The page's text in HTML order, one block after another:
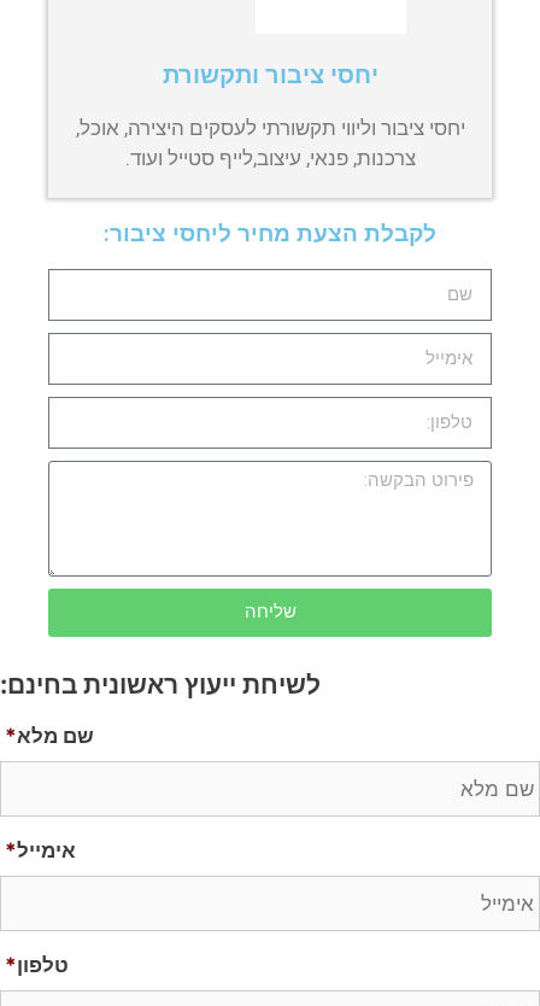
יחסי ציבור ותקשורת
יחסי ציבור וליווי תקשורתי לעסקים היצירה, אוכל,
צרכנות, פנאי, עיצוב,לייף סטייל ועוד.
לקבלת הצעת מחיר ליחסי ציבור:
שליחה
לשיחת ייעוץ ראשונית בחינם:
שם מלא*
אימייל*
טלפון*